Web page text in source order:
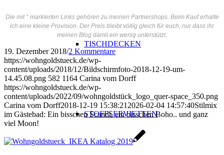
TISCHDECKEN
STOFFSERVIETTEN
Die mit ° markierten Links gehören zu meinen Partnershops. Beim Kauf erhalte
ich eine kleine Provision. Der Preis bleibt völlig gleich für euch, nur dass ihr
meinen Blog damit ein wenig unterstützt.
19. Dezember 2018/2 Kommentare
https://wohngoldstueck.de/wp-
content/uploads/2018/12/Bildschirmfoto-2018-12-19-um-
14.45.08.png 582 1164 Carina vom Dorff
https://wohngoldstueck.de/wp-
content/uploads/2022/09/wohngoldstück_logo_quer-space_350.png
Carina vom Dorff2018-12-19 15:38:21 2026-02-04 14:57:40Stilmix
im Gästebad: Ein bisschen Scandi, ein bisschen Boho.. und ganz
viel Moon!